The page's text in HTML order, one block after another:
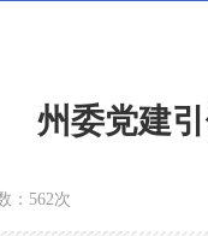
州委党建
： 562次